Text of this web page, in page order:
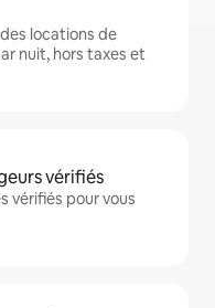
locations de
nuit, hors taxes et
vérifiés
vérifiés pour vous